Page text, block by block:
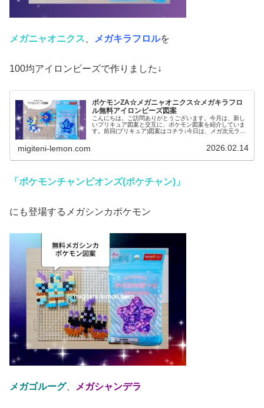
メガニャオニクス、 メガキラフロルを
100均アイロンビーズで作りました↓
ポケモンZA☆メガニャオニクス☆メガキラフロ
ル無料アイロンビーズ図案
こんにちは。ご訪問ありがとうございます。今月は、新し
いプリキュア図案と交互に、ポケモン図案を紹介していま
す。前回(プリキュア)図案はコチラ↓今日は、メガ次元ラッ
migiteni-lemon.com 2026.02.14
「ポケモンチャンピオンズ(ポケチャン)」
にも登場するメガシンカポケモン
メガゴルーグ、 メガシャンデラ